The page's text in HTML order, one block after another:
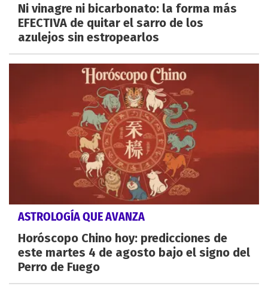
Ni vinagre ni bicarbonato: la forma más
EFECTIVA de quitar el sarro de los
azulejos sin estropearlos
ASTROLOGÍA QUE AVANZA
Horóscopo Chino hoy: predicciones de
este martes 4 de agosto bajo el signo del
Perro de Fuego